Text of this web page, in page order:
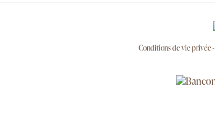
Conditions de vie privée